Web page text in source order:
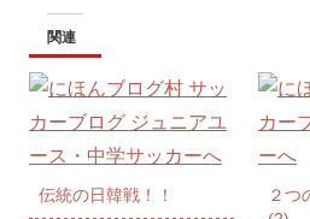
関連
伝統の日韓戦！！
２つ